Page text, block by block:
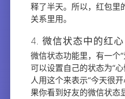
释了半天。所以，红包里
关系里用。
4. 微信状态中的红
微信状态功能里，有一个
可以设置自己的状态为“
人用这个来表示“今天很
果你看到好友的微信状态